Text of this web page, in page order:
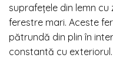
suprafețele din lemn
ferestre mari. Aceste
pătrundă din plin în
constantă cu exteriorul.